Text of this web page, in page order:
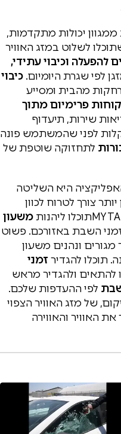
יכולות מתקדמות,
לשלוט במזג האוויר
להפעלה וכיבוי עתידי,
לפי שגרת היומיום. כיבוי
מהבית ומסייע
פרימיום מתוך
שירות, תיעדוף
לפני שהמשתמש פונה
לתחזוקה שוטפת של
היא השליטה
צורך לטרוח לכוון
משעון
השבת באזורכם. פשוט
מגורים ונהנים משעון
תוכלו להגדיר זמני
להתאים ולהגדיר מראש
לפי ההעדפות שלכם.
של מזג האוויר הצפוי
את האוויר והאווירה